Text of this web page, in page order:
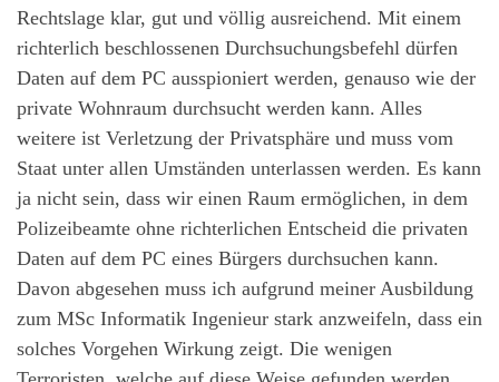
Rechtslage klar, gut und völlig ausreichend. Mit einem
richterlich beschlossenen Durchsuchungsbefehl dürfen
Daten auf dem PC ausspioniert werden, genauso wie der
private Wohnraum durchsucht werden kann. Alles
weitere ist Verletzung der Privatsphäre und muss vom
Staat unter allen Umständen unterlassen werden. Es kann
ja nicht sein, dass wir einen Raum ermöglichen, in dem
Polizeibeamte ohne richterlichen Entscheid die privaten
Daten auf dem PC eines Bürgers durchsuchen kann.
Davon abgesehen muss ich aufgrund meiner Ausbildung
zum MSc Informatik Ingenieur stark anzweifeln, dass ein
solches Vorgehen Wirkung zeigt. Die wenigen